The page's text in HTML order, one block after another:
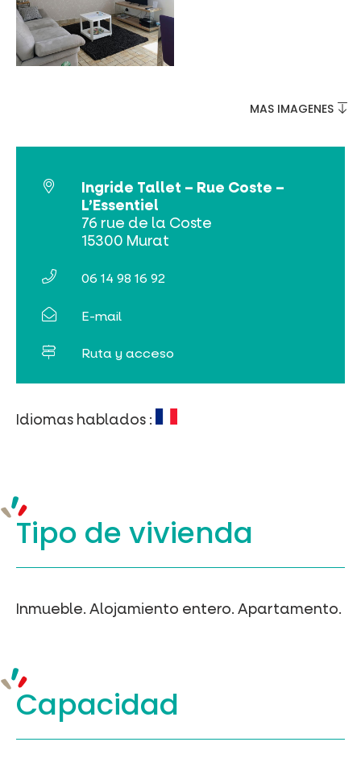
VISITAS Y SABER HACER
AGENDA
MAS IMAGENES
Idiomas hablados :
Tipo de vivienda
Inmueble. Alojamiento entero. Apartamento.
Capacidad
Ingride Tallet – Rue Coste –
L’Essentiel
76 rue de la Coste
15300 Murat
06 14 98 16 92
E-mail
Ruta y acceso